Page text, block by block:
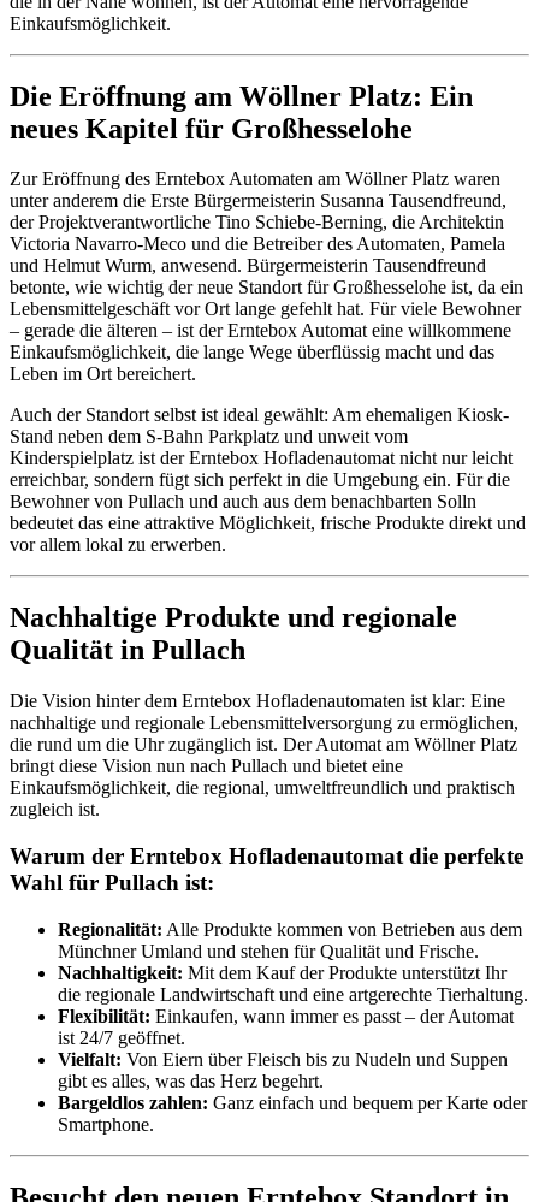
Einkaufsmöglichkeit.
Die Eröffnung am Wöllner Platz: Ein
neues Kapitel für Großhesselohe
Zur Eröffnung des Erntebox Automaten am Wöllner Platz waren
unter anderem die Erste Bürgermeisterin Susanna Tausendfreund,
der Projektverantwortliche Tino Schiebe-Berning, die Architektin
Victoria Navarro-Meco und die Betreiber des Automaten, Pamela
und Helmut Wurm, anwesend. Bürgermeisterin Tausendfreund
betonte, wie wichtig der neue Standort für Großhesselohe ist, da ein
Lebensmittelgeschäft vor Ort lange gefehlt hat. Für viele Bewohner
– gerade die älteren – ist der Erntebox Automat eine willkommene
Einkaufsmöglichkeit, die lange Wege überflüssig macht und das
Leben im Ort bereichert.
Auch der Standort selbst ist ideal gewählt: Am ehemaligen Kiosk-
Stand neben dem S-Bahn Parkplatz und unweit vom
Kinderspielplatz ist der Erntebox Hofladenautomat nicht nur leicht
erreichbar, sondern fügt sich perfekt in die Umgebung ein. Für die
Bewohner von Pullach und auch aus dem benachbarten Solln
bedeutet das eine attraktive Möglichkeit, frische Produkte direkt und
vor allem lokal zu erwerben.
Nachhaltige Produkte und regionale
Qualität in Pullach
Die Vision hinter dem Erntebox Hofladenautomaten ist klar: Eine
nachhaltige und regionale Lebensmittelversorgung zu ermöglichen,
die rund um die Uhr zugänglich ist. Der Automat am Wöllner Platz
bringt diese Vision nun nach Pullach und bietet eine
Einkaufsmöglichkeit, die regional, umweltfreundlich und praktisch
zugleich ist.
Warum der Erntebox Hofladenautomat die perfekte
Wahl für Pullach ist:
Regionalität: Alle Produkte kommen von Betrieben aus dem
Münchner Umland und stehen für Qualität und Frische.
Nachhaltigkeit: Mit dem Kauf der Produkte unterstützt Ihr
die regionale Landwirtschaft und eine artgerechte Tierhaltung.
Flexibilität: Einkaufen, wann immer es passt – der Automat
ist 24/7 geöffnet.
Vielfalt: Von Eiern über Fleisch bis zu Nudeln und Suppen
gibt es alles, was das Herz begehrt.
Bargeldlos zahlen: Ganz einfach und bequem per Karte oder
Smartphone.